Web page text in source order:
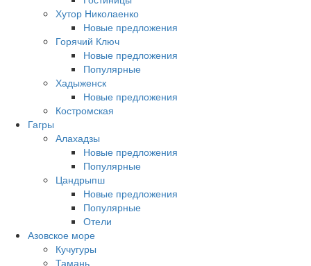
Хутор Николаенко
Новые предложения
Горячий Ключ
Новые предложения
Популярные
Хадыженск
Новые предложения
Костромская
Гагры
Алахадзы
Новые предложения
Популярные
Цандрыпш
Новые предложения
Популярные
Отели
Азовское море
Кучугуры
Тамань